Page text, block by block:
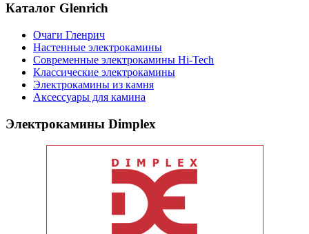
Каталог Glenrich
Очаги Гленрич
Настенные электрокамины
Современные электрокамины Hi-Tech
Классические электрокамины
Электрокамины из камня
Аксессуары для камина
Электрокамины Dimplex